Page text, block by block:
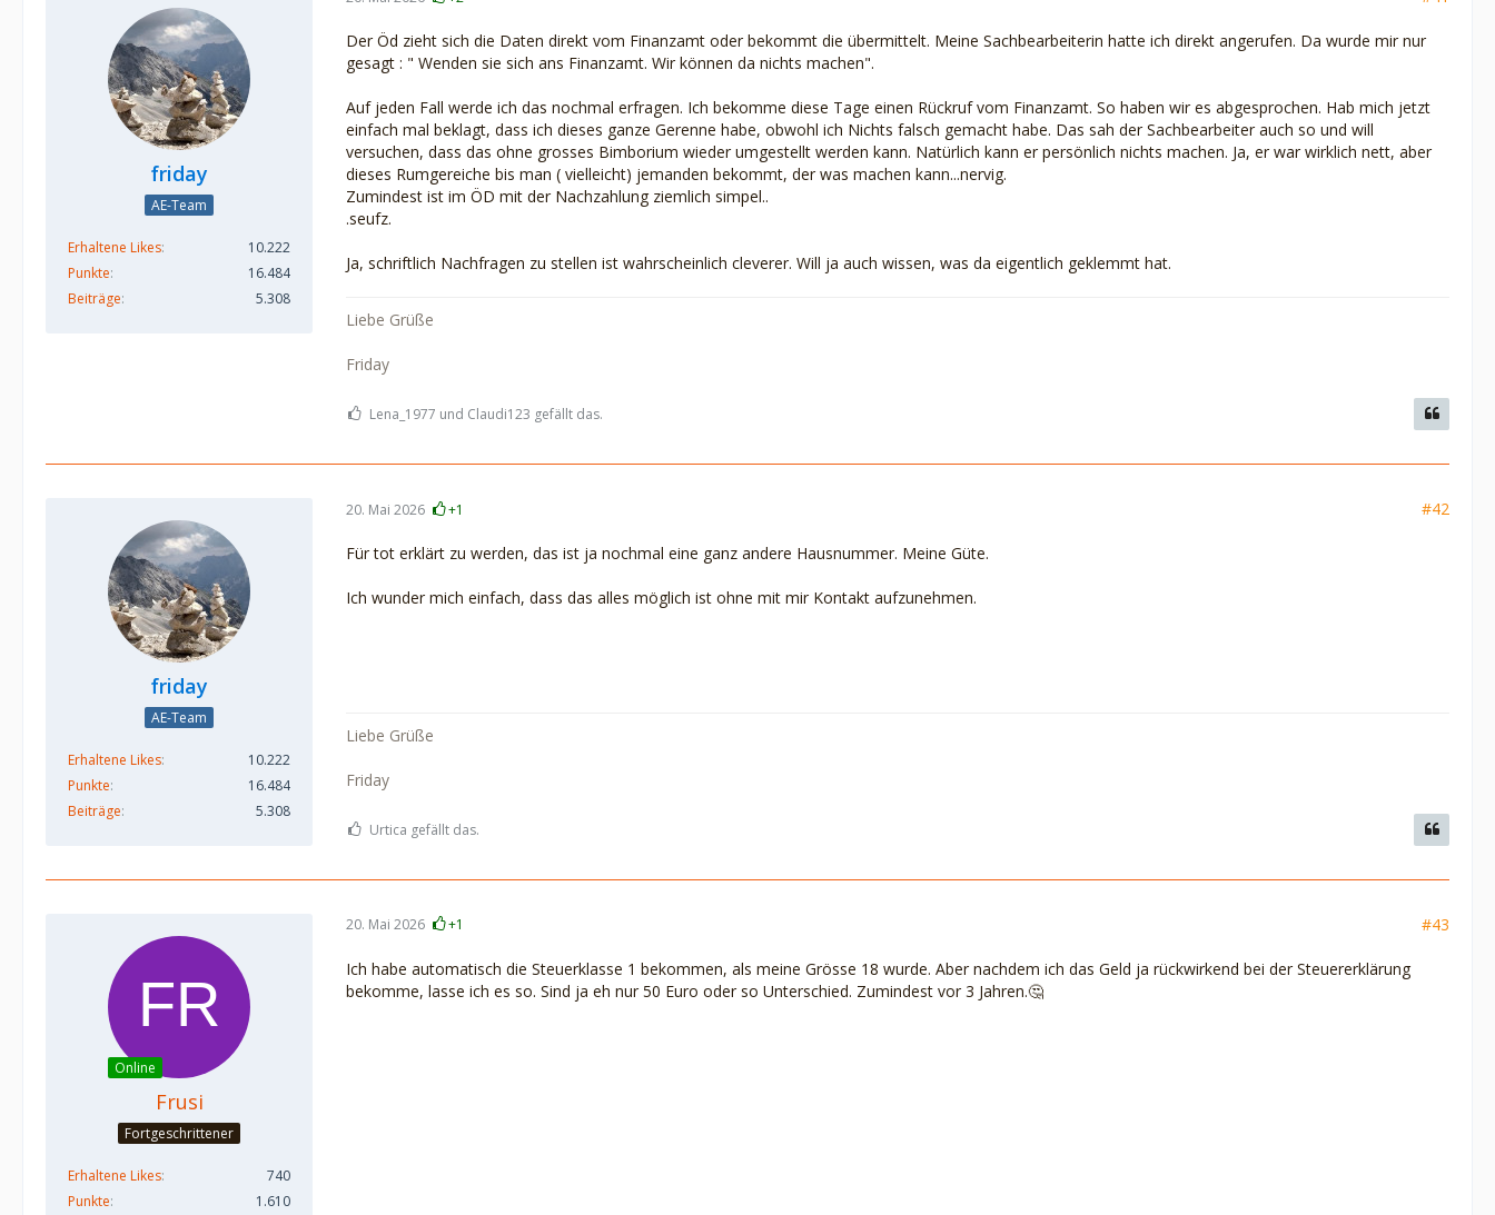
friday
AE-Team
Erhaltene Likes
10.222
Punkte
16.484
Beiträge
5.308
Der Öd zieht sich die Daten direkt vom Finanzamt oder bekommt die übermittelt. Meine Sachbearbeiterin hatte ich direkt angerufen. Da wurde mir nur
gesagt : " Wenden sie sich ans Finanzamt. Wir können da nichts machen".
Auf jeden Fall werde ich das nochmal erfragen. Ich bekomme diese Tage einen Rückruf vom Finanzamt. So haben wir es abgesprochen. Hab mich jetzt
einfach mal beklagt, dass ich dieses ganze Gerenne habe, obwohl ich Nichts falsch gemacht habe. Das sah der Sachbearbeiter auch so und will
versuchen, dass das ohne grosses Bimborium wieder umgestellt werden kann. Natürlich kann er persönlich nichts machen. Ja, er war wirklich nett, aber
dieses Rumgereiche bis man ( vielleicht) jemanden bekommt, der was machen kann...nervig.
Zumindest ist im ÖD mit der Nachzahlung ziemlich simpel..
.seufz.
Ja, schriftlich Nachfragen zu stellen ist wahrscheinlich cleverer. Will ja auch wissen, was da eigentlich geklemmt hat.
Liebe Grüße
Friday
Lena_1977 und Claudi123 gefällt das.
friday
AE-Team
Erhaltene Likes
10.222
Punkte
16.484
Beiträge
5.308
20. Mai 2026 +1 #42
Für tot erklärt zu werden, das ist ja nochmal eine ganz andere Hausnummer. Meine Güte.
Ich wunder mich einfach, dass das alles möglich ist ohne mit mir Kontakt aufzunehmen.
Liebe Grüße
Friday
Urtica gefällt das.
Online
Frusi
Fortgeschrittener
Erhaltene Likes
740
Punkte
1.610
20. Mai 2026 +1 #43
Ich habe automatisch die Steuerklasse 1 bekommen, als meine Grösse 18 wurde. Aber nachdem ich das Geld ja rückwirkend bei der Steuererklärung
bekomme, lasse ich es so. Sind ja eh nur 50 Euro oder so Unterschied. Zumindest vor 3 Jahren.🤔